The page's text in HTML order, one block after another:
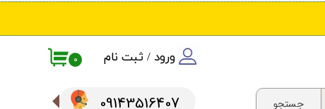
ورود / ثبت نام ۰
جستجو
09143516407​​​​​​​